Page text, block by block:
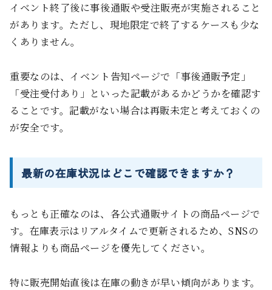
イベント終了後に事後通販や受注販売が実施されること
があります。ただし、現地限定で終了するケースも少な
くありません。
重要なのは、イベント告知ページで「事後通販予定」
「受注受付あり」といった記載があるかどうかを確認す
ることです。記載がない場合は再販未定と考えておくの
が安全です。
最新の在庫状況はどこで確認できますか？
もっとも正確なのは、各公式通販サイトの商品ページで
す。在庫表示はリアルタイムで更新されるため、SNSの
情報よりも商品ページを優先してください。
特に販売開始直後は在庫の動きが早い傾向があります。